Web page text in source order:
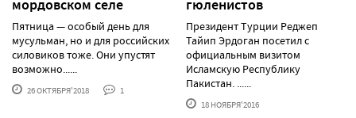
мордовском селе
Пятница — особый день для
мусульман, но и для российских
силовиков тоже. Они упустят
возможно......
26 ОКТЯБРЯ'2018 1
гюленистов
Президент Турции Реджеп
Тайип Эрдоган посетил с
официальным визитом
Исламскую Республику
Пакистан. ......
18 НОЯБРЯ'2016